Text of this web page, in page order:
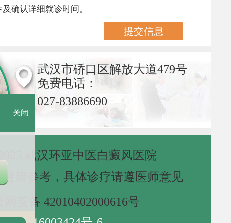
确认详细就诊时间。
武汉市硚口区解放大道479号
免费电话：
027-83886690
2025 武汉环亚中医白癜风医院
康参考，具体诊疗请遵医师意见
网安备 42010402000616号
关闭